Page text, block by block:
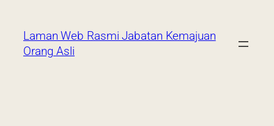
Laman Web Rasmi Jabatan Kemajuan
Orang Asli